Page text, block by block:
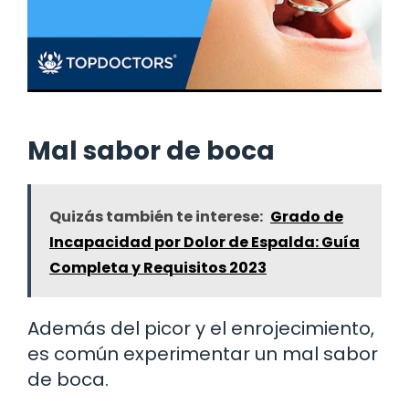
Mal sabor de boca
Quizás también te interese: Grado de
Incapacidad por Dolor de Espalda: Guía
Completa y Requisitos 2023
Además del picor y el enrojecimiento,
es común experimentar un mal sabor
de boca.